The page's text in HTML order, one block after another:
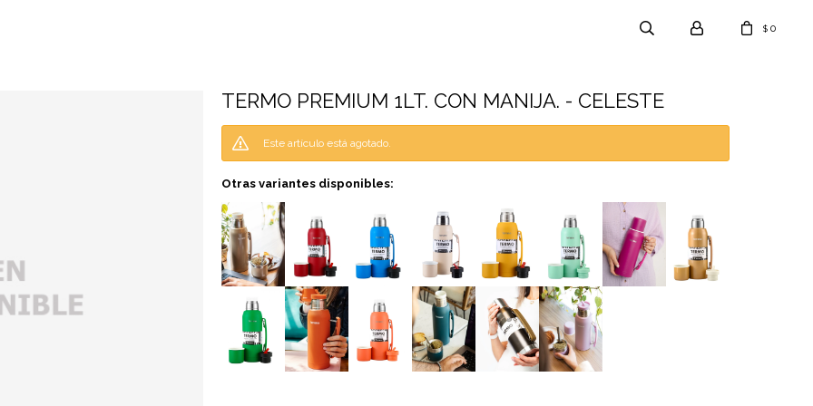
$ 0
TERMO PREMIUM 1LT. CON MANIJA. - CELESTE
Este artículo está agotado.
Otras variantes disponibles: